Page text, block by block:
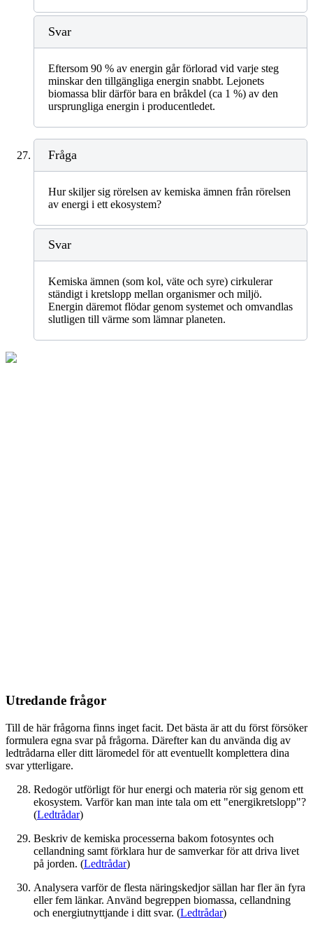
Svar
Eftersom 90 % av energin går förlorad vid varje steg
minskar den tillgängliga energin snabbt. Lejonets
biomassa blir därför bara en bråkdel (ca 1 %) av den
ursprungliga energin i producentledet.
Fråga
Hur skiljer sig rörelsen av kemiska ämnen från rörelsen
av energi i ett ekosystem?
Svar
Kemiska ämnen (som kol, väte och syre) cirkulerar
ständigt i kretslopp mellan organismer och miljö.
Energin däremot flödar genom systemet och omvandlas
slutligen till värme som lämnar planeten.
Utredande frågor
Till de här frågorna finns inget facit. Det bästa är att du först försöker
formulera egna svar på frågorna. Därefter kan du använda dig av
ledtrådarna eller ditt läromedel för att eventuellt komplettera dina
svar ytterligare.
Redogör utförligt för hur energi och materia rör sig genom ett
ekosystem. Varför kan man inte tala om ett "energikretslopp"?
(Ledtrådar)
Beskriv de kemiska processerna bakom fotosyntes och
cellandning samt förklara hur de samverkar för att driva livet
på jorden. (Ledtrådar)
Analysera varför de flesta näringskedjor sällan har fler än fyra
eller fem länkar. Använd begreppen biomassa, cellandning
och energiutnyttjande i ditt svar. (Ledtrådar)